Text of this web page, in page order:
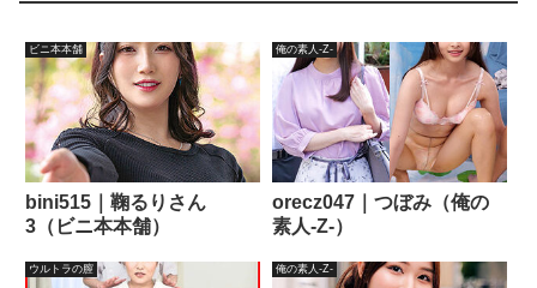
ビニ本本舗
bini515｜鞠るりさん
3（ビニ本本舗）
俺の素人-Z-
orecz047｜つぼみ（俺の
素人-Z-）
ウルトラの膣 俺の素人-Z-